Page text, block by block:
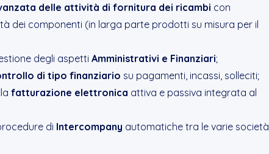
delle attività di fornitura dei ricambi con
dei componenti (in larga parte prodotti su misura per il
degli aspettiAmministrativi e Finanziari;
di tipo finanziario su pagamenti, incassi, solleciti;
fatturazione elettronica attiva e passiva integrata al
di Intercompany automatiche tra le varie società